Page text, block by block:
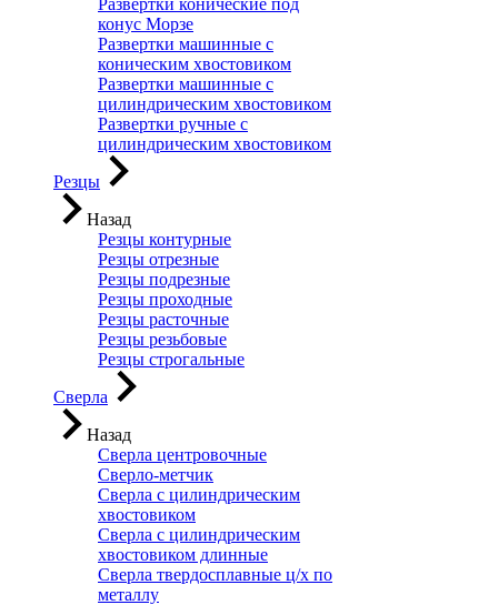
Развертки конические под
конус Морзе
Развертки машинные с
коническим хвостовиком
Развертки машинные с
цилиндрическим хвостовиком
Развертки ручные с
цилиндрическим хвостовиком
Резцы
Назад
Резцы контурные
Резцы отрезные
Резцы подрезные
Резцы проходные
Резцы расточные
Резцы резьбовые
Резцы строгальные
Сверла
Назад
Сверла центровочные
Сверло-метчик
Сверла с цилиндрическим
хвостовиком
Сверла с цилиндрическим
хвостовиком длинные
Сверла твердосплавные ц/х по
металлу